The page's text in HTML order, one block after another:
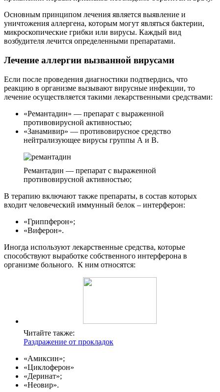
Основным принципом лечения является выявление и
уничтожения аллергена, которым могут являться бактерии,
микроскопические грибки или вирусы. Каждый вид
возбудителя лечится определенными препаратами.
Лечение аллергии вызванной вирусами
Если после проведения диагностики подтвердись, что
реакцию в организме вызывают вирусные инфекции, то
лечение осуществляется такими лекарственными средствами:
«Ремантадин» — препарат с выраженной
противовирусной активностью;
«Занамивир» — противовирусное средство
нейтрализующее вирусы группы А и В.
Ремантадин — препарат с выраженной
противовирусной активностью;
В терапию включают также препараты, в состав которых
входит человеческий иммунный белок – интерферон:
«Гриппферон»;
«Виферон».
Иногда используют лекарственные средства, которые
способствуют выработке собственного интерферона в
организме больного. К ним относятся:
Читайте также:
Раздражение от прокладок
«Амиксин»;
«Циклоферон»
«Деринат»;
«Неовир».